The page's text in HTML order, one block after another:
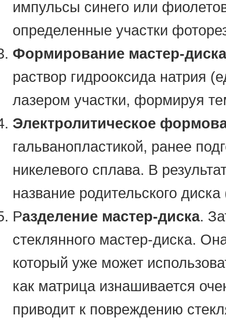
импульсы синего или
определенные участки
Формирование мастер-диска
раствор гидрооксида натрия
лазером участки, формируя
Электролитическое
гальванопластикой, ранее
никелевого сплава. В
название родительского
Разделение мастер-диска.
стеклянного мастер-диска.
который уже может
как матрица изнашивается
приводит к повреждению